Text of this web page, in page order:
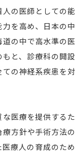
の医師としての能
を高め、日本の中
の中で高水準の医
と、診療科の開設
の神経系疾患を対
医療を提供するた
方針や手術方法の
療人の育成のため